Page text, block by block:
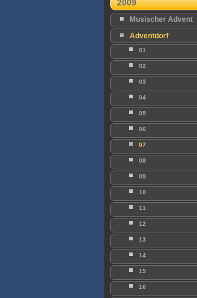
2009
Musischer Advent
Adventdorf
01
02
03
04
05
06
07
08
09
10
11
12
13
14
15
16